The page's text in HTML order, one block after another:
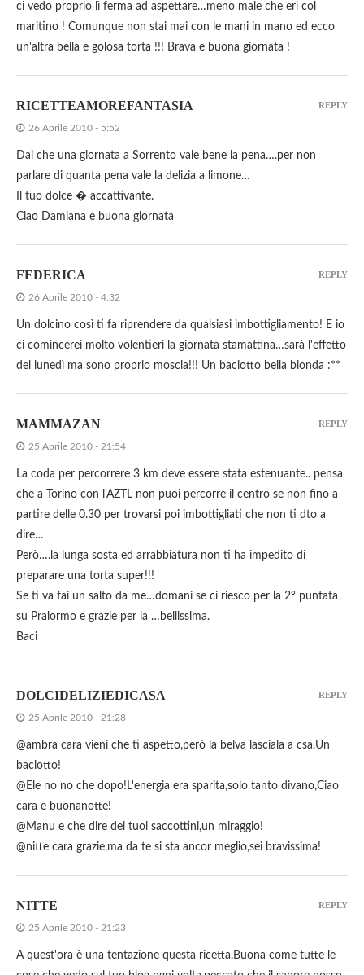
ci vedo proprio lì ferma ad aspettare…meno male che eri col
maritino ! Comunque non stai mai con le mani in mano ed ecco
un'altra bella e golosa torta !!! Brava e buona giornata !
RICETTEAMOREFANTASIA
26 Aprile 2010 - 5:52
Dai che una giornata a Sorrento vale bene la pena….per non
parlare di quanta pena vale la delizia a limone…
Il tuo dolce � accattivante.
Ciao Damiana e buona giornata
REPLY
FEDERICA
26 Aprile 2010 - 4:32
Un dolcino così ti fa riprendere da qualsiasi imbottigliamento! E io
ci comincerei molto volentieri la giornata stamattina…sarà l'effetto
del lunedì ma sono proprio moscia!!! Un baciotto bella bionda :**
REPLY
MAMMAZAN
25 Aprile 2010 - 21:54
La coda per percorrere 3 km deve essere stata estenuante.. pensa
che a Torino con l'AZTL non puoi percorre il centro se non fino a
partire delle 0.30 per trovarsi poi imbottigliati che non ti dto a
dire…
Però….la lunga sosta ed arrabbiatura non ti ha impedito di
preparare una torta super!!!
Se ti va fai un salto da me…domani se ci riesco per la 2° puntata
su Pralormo e grazie per la …bellissima.
Baci
REPLY
DOLCIDELIZIEDICASA
25 Aprile 2010 - 21:28
@ambra cara vieni che ti aspetto,però la belva lasciala a csa.Un
baciotto!
@Ele no no che dopo!L'energia era sparita,solo tanto divano,Ciao
cara e buonanotte!
@Manu e che dire dei tuoi saccottini,un miraggio!
@nitte cara grazie,ma da te si sta ancor meglio,sei bravissima!
REPLY
NITTE
25 Aprile 2010 - 21:23
A quest'ora è una tentazione questa ricetta.Buona come tutte le
REPLY